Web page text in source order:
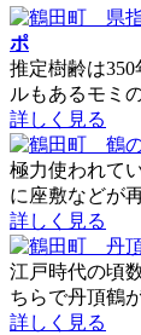
ポ
推定樹齢は
ルもあるモミの
詳しく見る
極力使われて
に座敷などが
詳しく見る
江戸時代の頃
ちらで丹頂鶴
詳しく見る